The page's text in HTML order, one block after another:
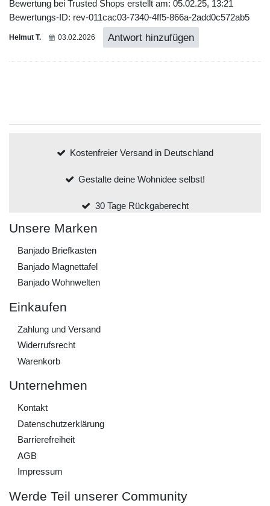
Bewertung bei Trusted Shops erstellt am: 05.02.25, 13:21
Bewertungs-ID: rev-011cac03-7340-4ff5-866a-2add0c572ab5
Helmut T. 03.02.2026 Antwort hinzufügen
Kostenfreier Versand in Deutschland
Gestalte deine Wohnidee selbst!
30 Tage Rückgaberecht
Unsere Marken
Banjado Briefkasten
Banjado Magnettafel
Banjado Wohnwelten
Einkaufen
Zahlung und Versand
Widerrufs­recht
Warenkorb
Unternehmen
Kontakt
Daten­schutz­erklärung
Barrierefreiheit
AGB
Impressum
Werde Teil unserer Community